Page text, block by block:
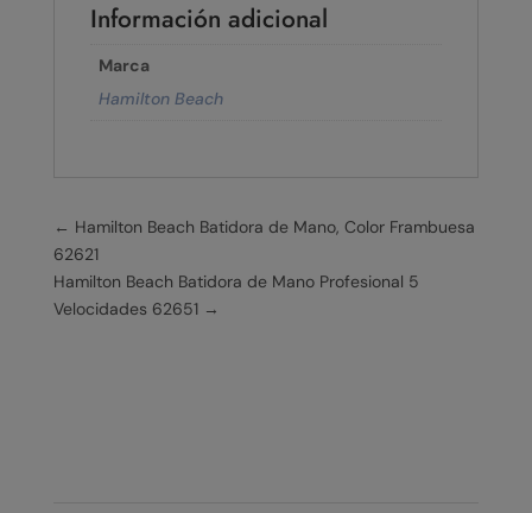
Información adicional
Marca
Hamilton Beach
← Hamilton Beach Batidora de Mano, Color Frambuesa
62621
Hamilton Beach Batidora de Mano Profesional 5
Velocidades 62651→